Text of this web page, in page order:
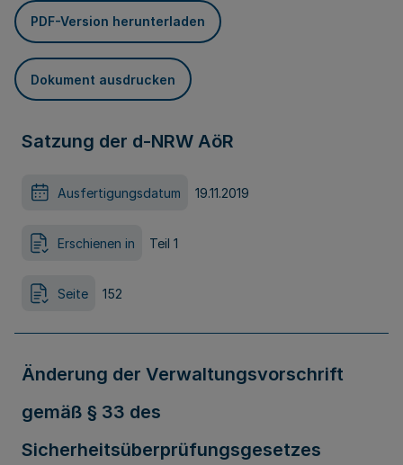
PDF-Version herunterladen
Dokument ausdrucken
Satzung der d-NRW AöR
Ausfertigungsdatum 19.11.2019
Erschienen in Teil 1
Seite 152
Änderung der Verwaltungsvorschrift
gemäß § 33 des
Sicherheitsüberprüfungsgesetzes